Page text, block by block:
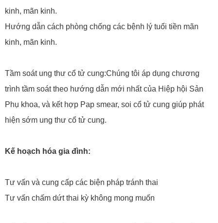
kinh, mãn kinh.
Hướng dẫn cách phòng chống các bệnh lý tuổi tiền mãn
kinh, mãn kinh.
Tầm soát ung thư cổ tử cung:Chúng tôi áp dụng chương
trình tầm soát theo hướng dẫn mới nhất của Hiệp hội Sản
Phụ khoa, và kết hợp Pap smear, soi cổ tử cung giúp phát
hiện sớm ung thư cổ tử cung.
Kế hoạch hóa gia đình:
Tư vấn và cung cấp các biện pháp tránh thai
Tư vấn chấm dứt thai kỳ không mong muốn